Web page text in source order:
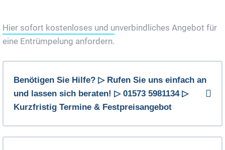
Hier sofort kostenloses und unverbindliches Angebot für
eine Entrümpelung anfordern.
Benötigen Sie Hilfe? ▷ Rufen Sie uns einfach an
und lassen sich beraten! ▷ 01573 5981134 ▷
Kurzfristig Termine & Festpreisangebot